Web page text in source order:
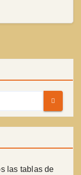
las tablas de